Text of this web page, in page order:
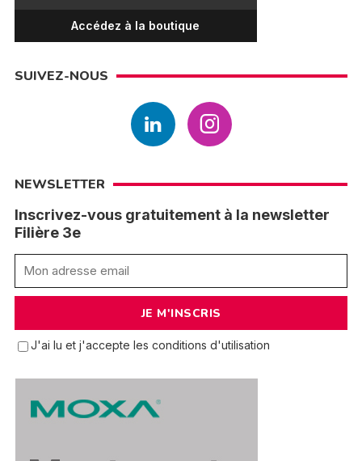
Accédez à la boutique
SUIVEZ-NOUS
NEWSLETTER
Inscrivez-vous gratuitement à la newsletter
Filière 3e
J'ai lu et j'accepte les conditions d'utilisation